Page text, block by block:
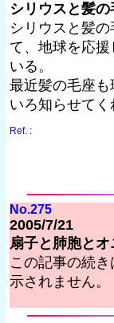
シリウスと髪の
シリウスと髪
て、地球を応援
いる。
最近髪の毛座も
いろ知らせてく
Ref. :
No.275
2005/7/21
扇子と肺胞とオ
この記事の続
示されません。